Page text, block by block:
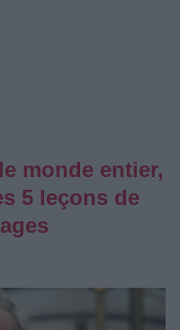
monde entier,
5 leçons de